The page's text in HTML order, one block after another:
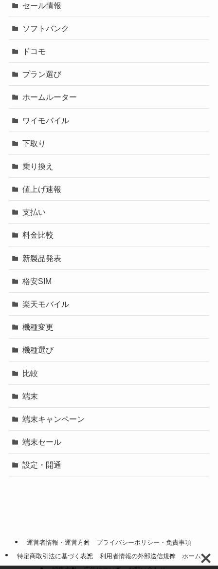
セール情報
ソフトバンク
ドコモ
プラン選び
ホームルーター
ワイモバイル
下取り
乗り換え
値上げ速報
支払い
料金比較
新製品発表
格安SIM
楽天モバイル
機種変更
機種選び
比較
端末
端末キャンペーン
端末セール
設定・開通
運営者情報・運営方針
プライバシーポリシー・免責事項
特定商取引法に基づく表記
利用者情報の外部送信規律
ホーム